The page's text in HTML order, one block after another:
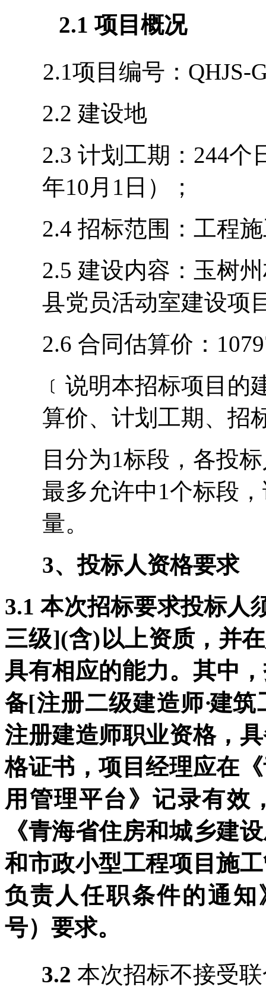
2.1 项目概况
2.1项目编号：QHJS-
2.2 建设地
2.3 计划工期： 244个
年10 月 1 日）；
2.4 招标范围：工程
2.5 建设内容： 玉树
县党员活动室建设项
2.6 合同估算价：
﹝说明本招标项目的
算价、计划工期、招
目分为1标段 ，各投
最多允许中1个标段
量。
3、投标人资格要求
3.1本次招标要求投标人
三级](含)以上资质，并
具有相应的能力。其中
备[注册二级建造师·建筑
注册建造师职业资格，
格证书，项 目经理应在
用管理平台》记录有效
《青海省住房和城乡建
和市政小型工程项目施
负责人任职条件的通
号）要求。
3.2 本次招标不接受